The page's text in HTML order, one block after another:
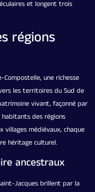
et longent trois
régions
Compostelle, une richesse
les territoires du Sud de
vivant, façonné par
habitants des régions
villages médiévaux, chaque
héritage culturel.
ancestraux
Jacques brillent par la